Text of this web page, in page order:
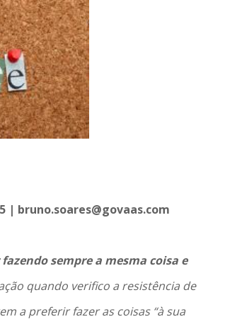
| bruno.soares@govaas.com
sempre a mesma coisa e
quando verifico a resistência de
a preferir fazer as coisas “à sua